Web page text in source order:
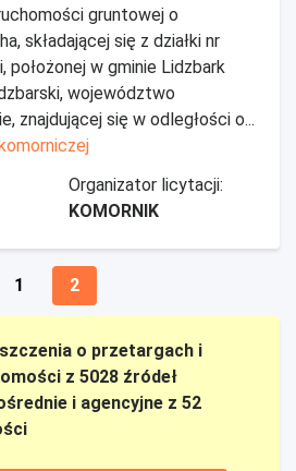
gruntowej o
składającej się z działki nr
położonej w gminie Lidzbark
województwo
znajdującej się w odległości o...
Organizator licytacji:
KOMORNIK
1 2
o przetargach i
z 5028 źródeł
i agencyjne z 52